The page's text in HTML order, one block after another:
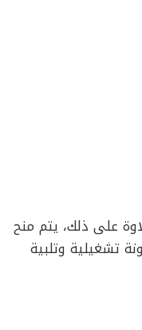
الأسبوع. علاوة على ذلك، يتم منح
تشغيلية وتلبية